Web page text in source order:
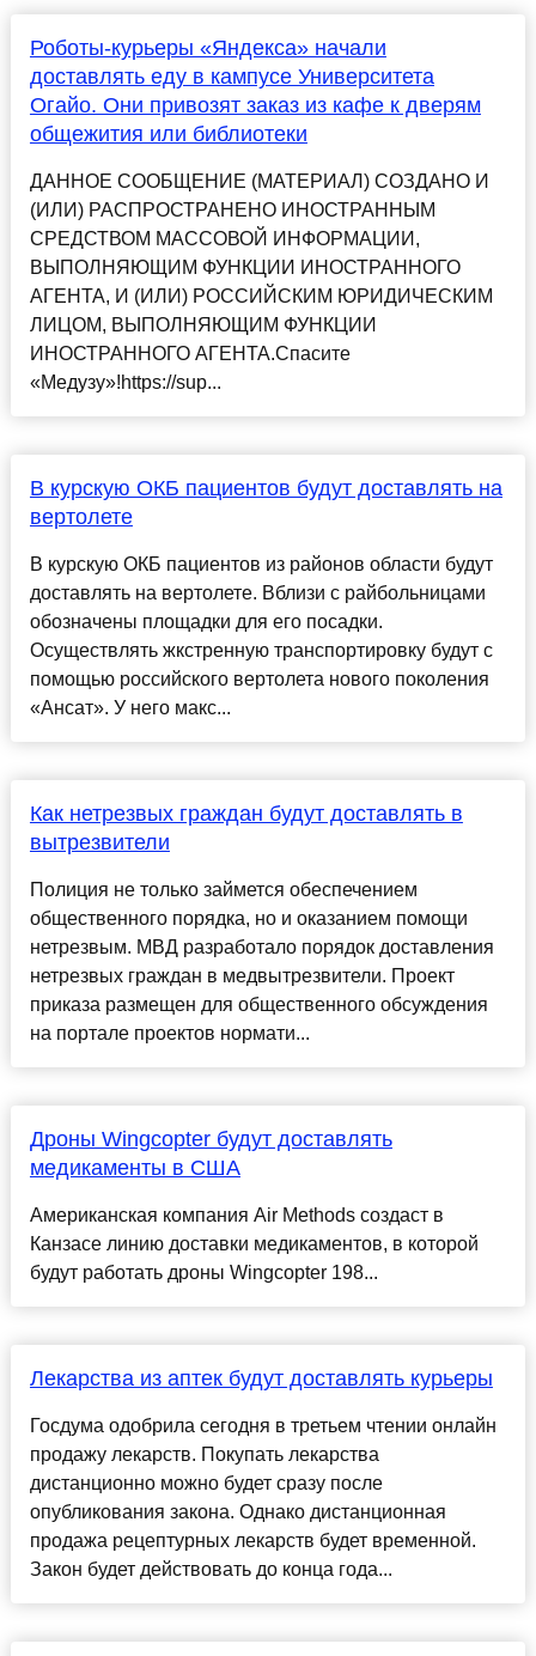
Роботы-курьеры «Яндекса» начали
доставлять еду в кампусе Университета
Огайо. Они привозят заказ из кафе к дверям
общежития или библиотеки
ДАННОЕ СООБЩЕНИЕ (МАТЕРИАЛ) СОЗДАНО И
(ИЛИ) РАСПРОСТРАНЕНО ИНОСТРАННЫМ
СРЕДСТВОМ МАССОВОЙ ИНФОРМАЦИИ,
ВЫПОЛНЯЮЩИМ ФУНКЦИИ ИНОСТРАННОГО
АГЕНТА, И (ИЛИ) РОССИЙСКИМ ЮРИДИЧЕСКИМ
ЛИЦОМ, ВЫПОЛНЯЮЩИМ ФУНКЦИИ
ИНОСТРАННОГО АГЕНТА.Спасите
«Медузу»!https://sup...
В курскую ОКБ пациентов будут доставлять на
вертолете
В курскую ОКБ пациентов из районов области будут
доставлять на вертолете. Вблизи с райбольницами
обозначены площадки для его посадки.
Осуществлять жкстренную транспортировку будут с
помощью российского вертолета нового поколения
«Ансат». У него макс...
Как нетрезвых граждан будут доставлять в
вытрезвители
Полиция не только займется обеспечением
общественного порядка, но и оказанием помощи
нетрезвым. МВД разработало порядок доставления
нетрезвых граждан в медвытрезвители. Проект
приказа размещен для общественного обсуждения
на портале проектов нормати...
Дроны Wingcopter будут доставлять
медикаменты в США
Американская компания Air Methods создаст в
Канзасе линию доставки медикаментов, в которой
будут работать дроны Wingcopter 198...
Лекарства из аптек будут доставлять курьеры
Госдума одобрила сегодня в третьем чтении онлайн
продажу лекарств. Покупать лекарства
дистанционно можно будет сразу после
опубликования закона. Однако дистанционная
продажа рецептурных лекарств будет временной.
Закон будет действовать до конца года...